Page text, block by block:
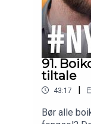
91.
tiltale
43:17 |
Bør alle